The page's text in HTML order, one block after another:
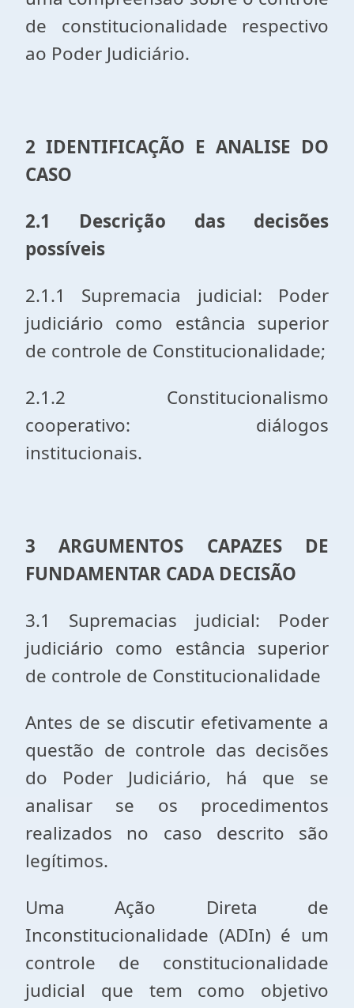
de constitucionalidade respectivo
ao Poder Judiciário.
2 IDENTIFICAÇÃO E ANALISE DO
CASO
2.1 Descrição das decisões
possíveis
2.1.1 Supremacia judicial: Poder
judiciário como estância superior
de controle de Constitucionalidade;
2.1.2 Constitucionalismo
cooperativo: diálogos
institucionais.
3 ARGUMENTOS CAPAZES DE
FUNDAMENTAR CADA DECISÃO
3.1 Supremacias judicial: Poder
judiciário como estância superior
de controle de Constitucionalidade
Antes de se discutir efetivamente a
questão de controle das decisões
do Poder Judiciário, há que se
analisar se os procedimentos
realizados no caso descrito são
legítimos.
Uma Ação Direta de
Inconstitucionalidade (ADIn) é um
controle de constitucionalidade
judicial que tem como objetivo